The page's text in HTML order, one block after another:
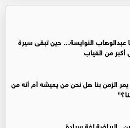
عبدالوهاب النوايسة… حين تبقى سيرة
أكبر من الغياب
الزمن بنا هل نحن من يعيشه أم أنه من
الرياضة لغة سيادة